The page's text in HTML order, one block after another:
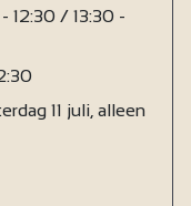
12:30 / 13:30 -
11 juli, alleen